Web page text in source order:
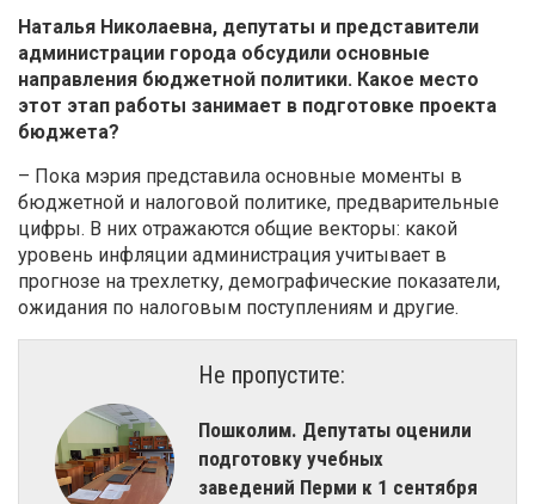
Наталья Николаевна, депутаты и представители
администрации города обсудили основные
направления бюджетной политики. Какое место
этот этап работы занимает в подготовке проекта
бюджета?
– Пока мэрия представила основные моменты в
бюджетной и налоговой политике, предварительные
цифры. В них отражаются общие векторы: какой
уровень инфляции администрация учитывает в
прогнозе на трехлетку, демографические показатели,
ожидания по налоговым поступлениям и другие.
Не пропустите:
Пошколим. Депутаты оценили
подготовку учебных
заведений Перми к 1 сентября